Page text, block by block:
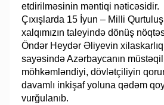
etdirilməsinin məntiqi nəticəsidir.
Çıxışlarda 15 İyun – Milli
xalqımızın taleyində dönüş
Öndər Heydər Əliyevin xilaskarlıq
sayəsində Azərbaycanın
möhkəmləndiyi, dövlətçiliyin
davamlı inkişaf yoluna qədəm
vurğulanıb.